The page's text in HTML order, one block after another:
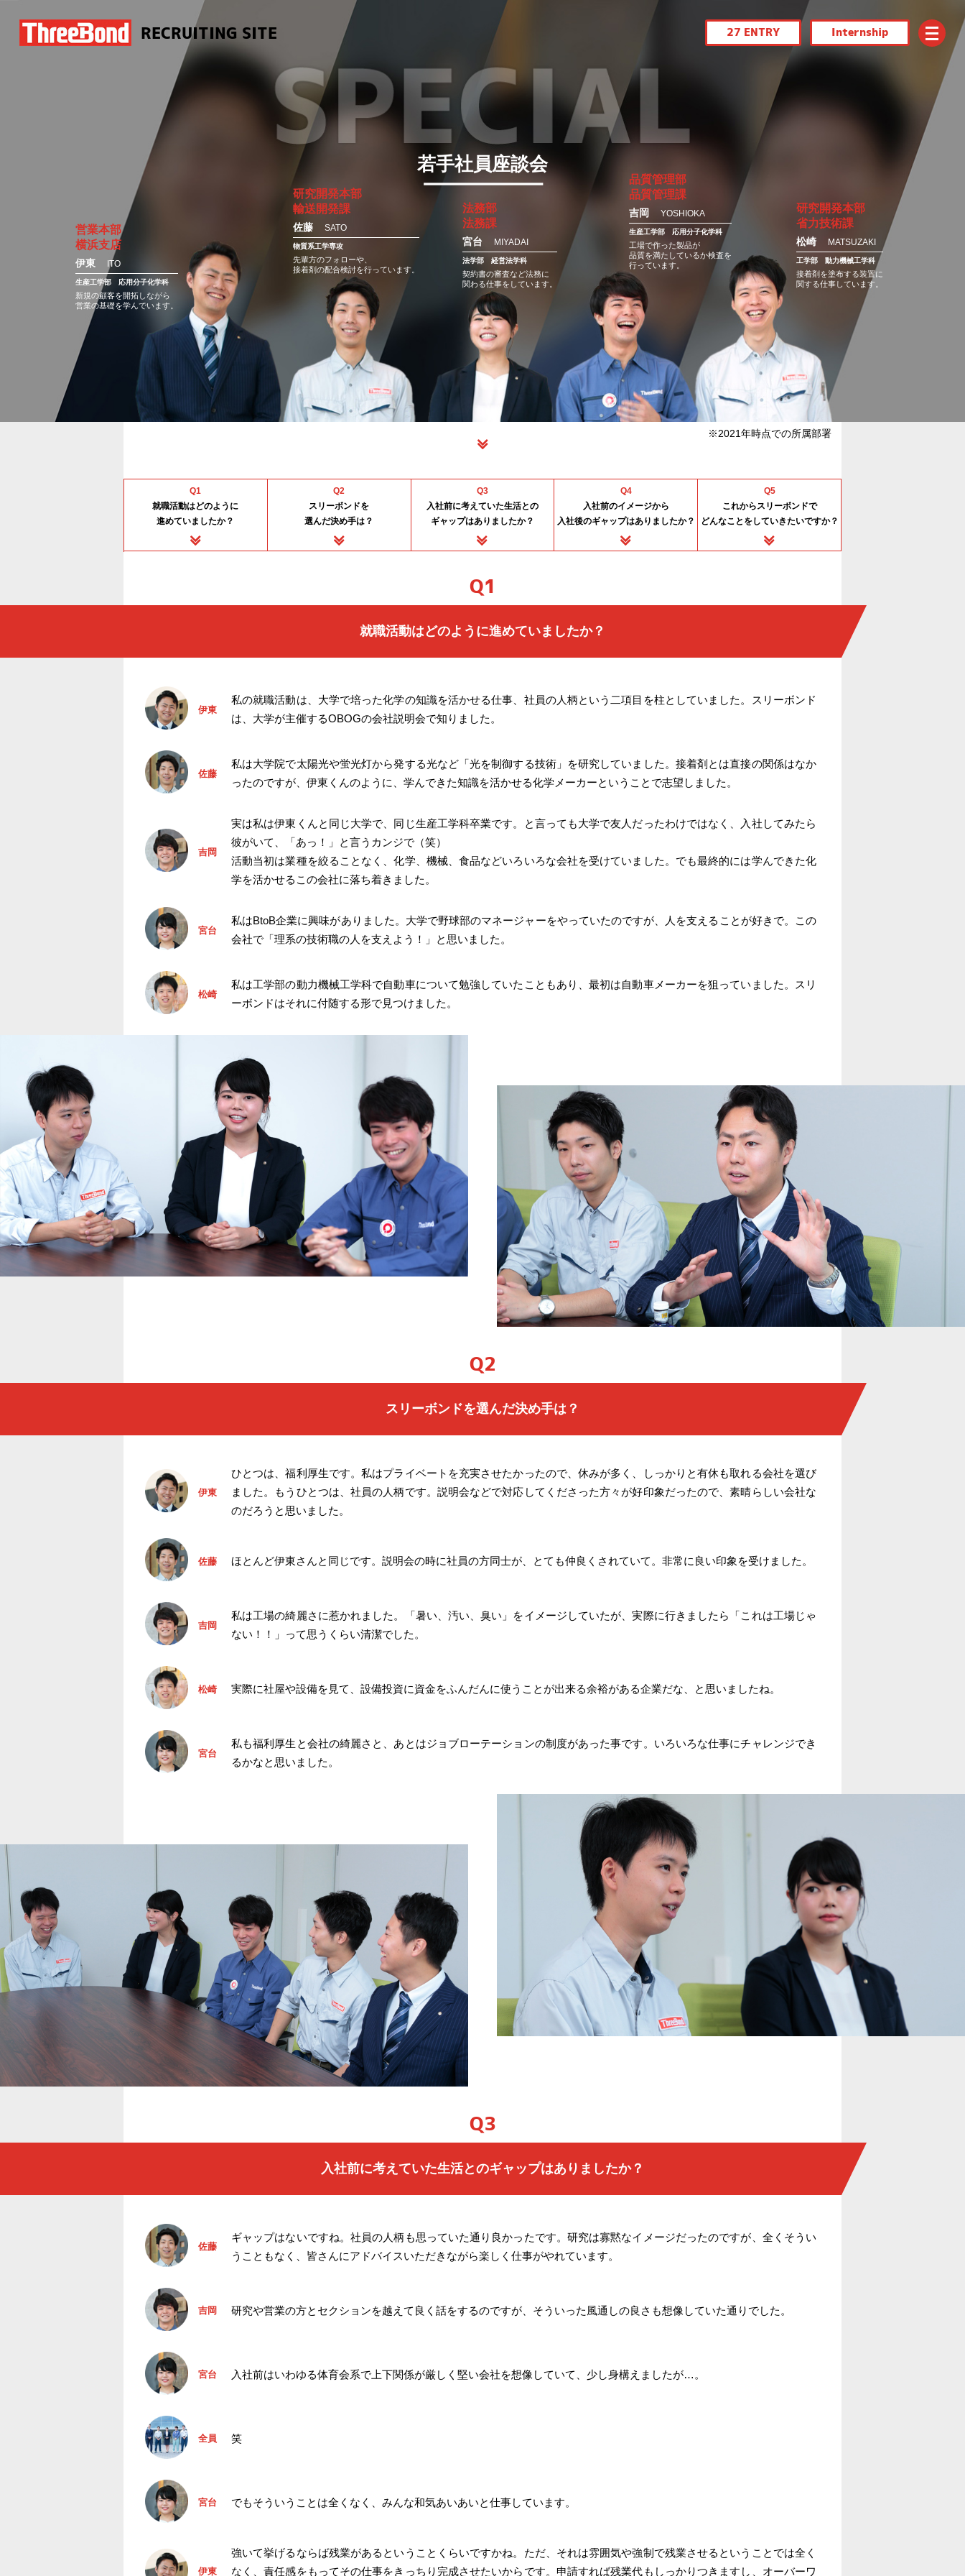
RECRUITING SITE 27 ENTRY Internship
若手社員座談会
営業本部
横浜支店
伊東 ITO
生産工学部 応用分子化学科
新規の顧客を開拓しながら
営業の基礎を学んでいます。
研究開発本部
輸送開発課
佐藤 SATO
物質系工学専攻
先輩方のフォローや、
接着剤の配合検討を行っています。
法務部
法務課
宮台 MIYADAI
法学部 経営法学科
契約書の審査など法務に
関わる仕事をしています。
品質管理部
品質管理課
吉岡 YOSHIOKA
生産工学部 応用分子化学科
工場で作った製品が
品質を満たしているか検査を
行っています。
研究開発本部
省力技術課
松崎 MATSUZAKI
工学部 動力機械工学科
接着剤を塗布する装置に
関する仕事しています。
※2021年時点での所属部署
Q1
就職活動はどのように
進めていましたか？
Q2
スリーボンドを
選んだ決め手は？
Q3
入社前に考えていた生活との
ギャップはありましたか？
Q4
入社前のイメージから
入社後のギャップはありましたか？
Q5
これからスリーボンドで
どんなことをしていきたいですか？
Q1
就職活動はどのように進めていましたか？
伊東
私の就職活動は、大学で培った化学の知識を活かせる仕事、社員の人柄という二項目を柱としていました。スリーボンド
は、大学が主催するOBOGの会社説明会で知りました。
佐藤
私は大学院で太陽光や蛍光灯から発する光など「光を制御する技術」を研究していました。接着剤とは直接の関係はなか
ったのですが、伊東くんのように、学んできた知識を活かせる化学メーカーということで志望しました。
吉岡
実は私は伊東くんと同じ大学で、同じ生産工学科卒業です。と言っても大学で友人だったわけではなく、入社してみたら
彼がいて、「あっ！」と言うカンジで（笑）
活動当初は業種を絞ることなく、化学、機械、食品などいろいろな会社を受けていました。でも最終的には学んできた化
学を活かせるこの会社に落ち着きました。
宮台
私はBtoB企業に興味がありました。大学で野球部のマネージャーをやっていたのですが、人を支えることが好きで。この
会社で「理系の技術職の人を支えよう！」と思いました。
松崎
私は工学部の動力機械工学科で自動車について勉強していたこともあり、最初は自動車メーカーを狙っていました。スリ
ーボンドはそれに付随する形で見つけました。
Q2
スリーボンドを選んだ決め手は？
伊東
ひとつは、福利厚生です。私はプライベートを充実させたかったので、休みが多く、しっかりと有休も取れる会社を選び
ました。もうひとつは、社員の人柄です。説明会などで対応してくださった方々が好印象だったので、素晴らしい会社な
のだろうと思いました。
佐藤 ほとんど伊東さんと同じです。説明会の時に社員の方同士が、とても仲良くされていて。非常に良い印象を受けました。
吉岡
私は工場の綺麗さに惹かれました。「暑い、汚い、臭い」をイメージしていたが、実際に行きましたら「これは工場じゃ
ない！！」って思うくらい清潔でした。
松崎 実際に社屋や設備を見て、設備投資に資金をふんだんに使うことが出来る余裕がある企業だな、と思いましたね。
宮台
私も福利厚生と会社の綺麗さと、あとはジョブローテーションの制度があった事です。いろいろな仕事にチャレンジでき
るかなと思いました。
Q3
入社前に考えていた生活とのギャップはありましたか？
佐藤
ギャップはないですね。社員の人柄も思っていた通り良かったです。研究は寡黙なイメージだったのですが、全くそうい
うこともなく、皆さんにアドバイスいただきながら楽しく仕事がやれています。
吉岡 研究や営業の方とセクションを越えて良く話をするのですが、そういった風通しの良さも想像していた通りでした。
宮台 入社前はいわゆる体育会系で上下関係が厳しく堅い会社を想像していて、少し身構えましたが…。
全員 笑
宮台 でもそういうことは全くなく、みんな和気あいあいと仕事しています。
伊東
強いて挙げるならば残業があるということくらいですかね。ただ、それは雰囲気や強制で残業させるということでは全く
なく、責任感をもってその仕事をきっちり完成させたいからです。申請すれば残業代もしっかりつきますし、オーバーワ